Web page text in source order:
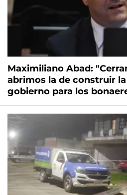
Maximiliano Abad:
abrimos la de construir
gobierno para los